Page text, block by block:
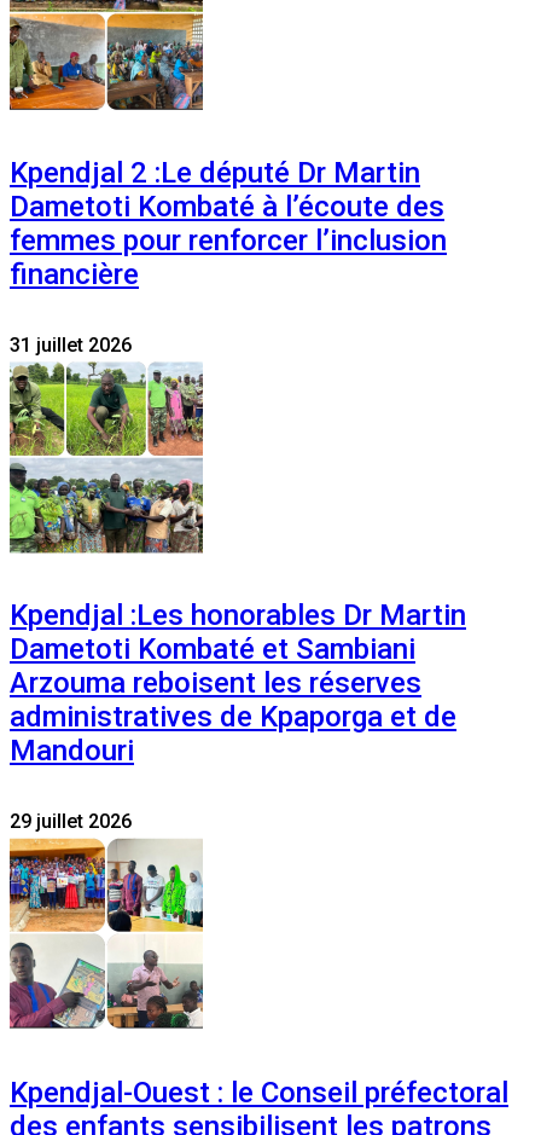
Kpendjal 2 :Le député Dr Martin
Dametoti Kombaté à l’écoute des
femmes pour renforcer l’inclusion
financière
31 juillet 2026
Kpendjal :Les honorables Dr Martin
Dametoti Kombaté et Sambiani
Arzouma reboisent les réserves
administratives de Kpaporga et de
Mandouri
29 juillet 2026
Kpendjal-Ouest : le Conseil préfectoral
des enfants sensibilisent les patrons